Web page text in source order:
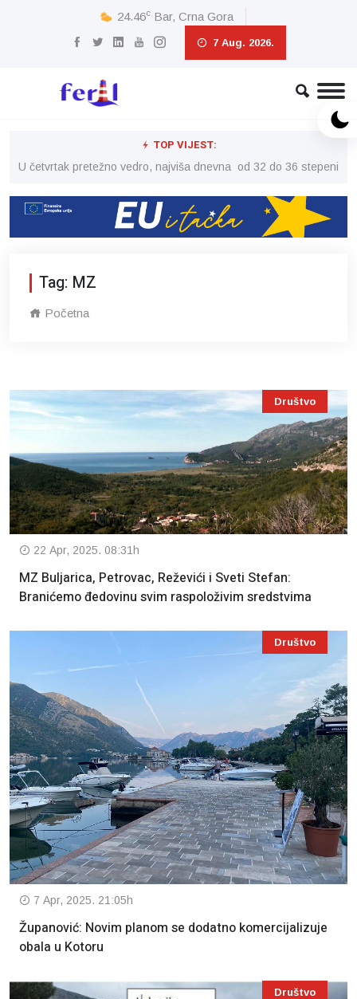
24.46c Bar, Crna Gora
7 Aug. 2026.
TOP VIJEST:
U četvrtak pretežno vedro, najviša dnevna od 32 do 36 stepeni
Tag: MZ
Početna
Društvo
22 Apr, 2025. 08:31h
MZ Buljarica, Petrovac, Reževići i Sveti Stefan:
Branićemo đedovinu svim raspoloživim sredstvima
Društvo
7 Apr, 2025. 21:05h
Županović: Novim planom se dodatno komercijalizuje
obala u Kotoru
Društvo